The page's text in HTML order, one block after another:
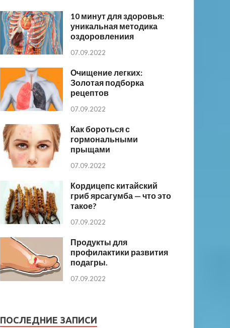
10 минут для здоровья:
уникальная методика
оздоровлениия
07.09.2022
Очищение легких:
Золотая подборка
рецептов
07.09.2022
Как бороться с
гормональными
прыщами
07.09.2022
Кордицепс китайский
гриб ярсагумба — что это
такое?
07.09.2022
Продукты для
профилактики развития
подагры.
07.09.2022
ПОСЛЕДНИЕ ЗАПИСИ